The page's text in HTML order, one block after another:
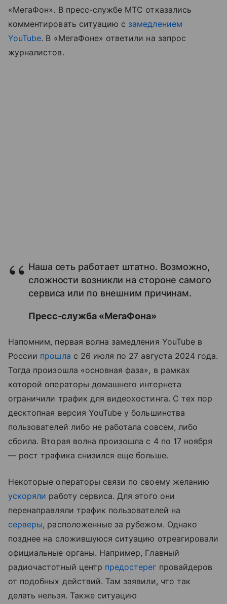
«МегаФон». В пресс-службе МТС отказались
комментировать ситуацию с замедлением
YouTube. В «МегаФоне» ответили на запрос
журналистов.
Наша сеть работает штатно. Возможно,
сложности возникли на стороне самого
сервиса или по внешним причинам.
Пресс-служба «МегаФона»
Напомним, первая волна замедления YouTube в
России прошла с 26 июля по 27 августа 2024 года.
Тогда произошла «основная фаза», в рамках
которой операторы домашнего интернета
ограничили трафик для видеохостинга. С тех пор
десктопная версия YouTube у большинства
пользователей либо не работала совсем, либо
сбоила. Вторая волна произошла с 4 по 17 ноября
— рост трафика снизился еще больше.
Некоторые операторы связи по своему желанию
ускоряли работу сервиса. Для этого они
перенаправляли трафик пользователей на
серверы, расположенные за рубежом. Однако
позднее на сложившуюся ситуацию отреагировали
официальные органы. Например, Главный
радиочастотный центр предостерег провайдеров
от подобных действий. Там заявили, что так
делать нельзя. Также ситуацию